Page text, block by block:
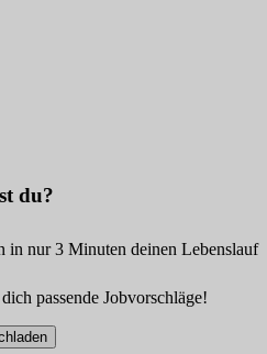
du?
in nur 3 Minuten deinen Lebenslauf
passende Jobvorschläge!